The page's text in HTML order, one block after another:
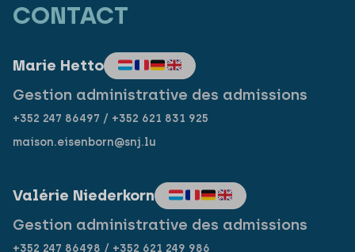
CONTACT
Marie Hetto
Gestion administrative des admissions
+352 247 86497 / +352 621 831 925
maison.eisenborn@snj.lu
Valérie Niederkorn
Gestion administrative des admissions
+352 247 86498 / +352 621 249 986